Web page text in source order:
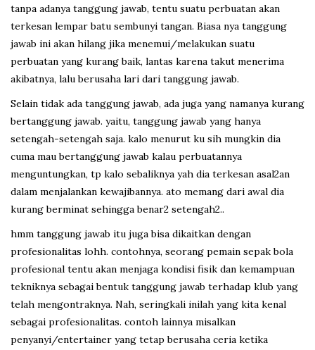
tanpa adanya tanggung jawab, tentu suatu perbuatan akan
terkesan lempar batu sembunyi tangan. Biasa nya tanggung
jawab ini akan hilang jika menemui/melakukan suatu
perbuatan yang kurang baik, lantas karena takut menerima
akibatnya, lalu berusaha lari dari tanggung jawab.
Selain tidak ada tanggung jawab, ada juga yang namanya kurang
bertanggung jawab. yaitu, tanggung jawab yang hanya
setengah-setengah saja. kalo menurut ku sih mungkin dia
cuma mau bertanggung jawab kalau perbuatannya
menguntungkan, tp kalo sebaliknya yah dia terkesan asal2an
dalam menjalankan kewajibannya. ato memang dari awal dia
kurang berminat sehingga benar2 setengah2..
hmm tanggung jawab itu juga bisa dikaitkan dengan
profesionalitas lohh. contohnya, seorang pemain sepak bola
profesional tentu akan menjaga kondisi fisik dan kemampuan
tekniknya sebagai bentuk tanggung jawab terhadap klub yang
telah mengontraknya. Nah, seringkali inilah yang kita kenal
sebagai profesionalitas. contoh lainnya misalkan
penyanyi/entertainer yang tetap berusaha ceria ketika